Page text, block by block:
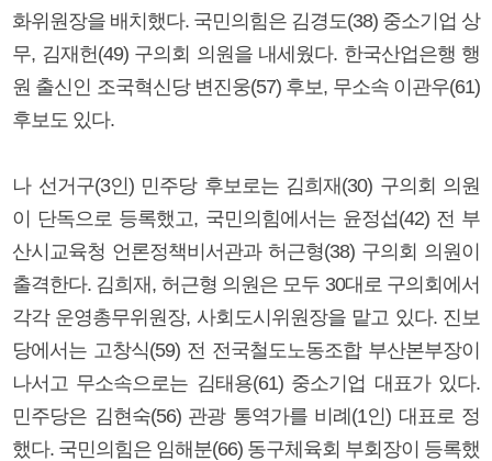
화위원장을 배치했다. 국민의힘은 김경도(38) 중소기업 상
무, 김재헌(49) 구의회 의원을 내세웠다. 한국산업은행 행
원 출신인 조국혁신당 변진웅(57) 후보, 무소속 이관우(61)
후보도 있다.
나 선거구(3인) 민주당 후보로는 김희재(30) 구의회 의원
이 단독으로 등록했고, 국민의힘에서는 윤정섭(42) 전 부
산시교육청 언론정책비서관과 허근형(38) 구의회 의원이
출격한다. 김희재, 허근형 의원은 모두 30대로 구의회에서
각각 운영총무위원장, 사회도시위원장을 맡고 있다. 진보
당에서는 고창식(59) 전 전국철도노동조합 부산본부장이
나서고 무소속으로는 김태용(61) 중소기업 대표가 있다.
민주당은 김현숙(56) 관광 통역가를 비례(1인) 대표로 정
했다. 국민의힘은 임해분(66) 동구체육회 부회장이 등록했